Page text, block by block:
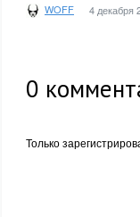
WOFF 4 декабря
0
Только